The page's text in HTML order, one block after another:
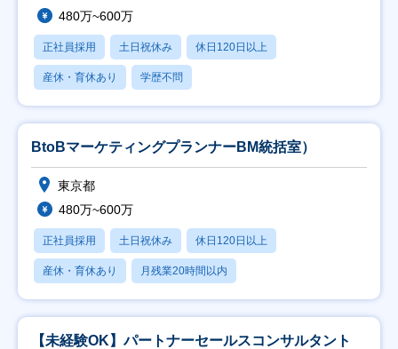
480万~600万
正社員採用 土日祝休み 休日120日以上
産休・育休あり 学歴不問
BtoBマーケティングプランナーBM統括室）
東京都
480万~600万
正社員採用 土日祝休み 休日120日以上
産休・育休あり 月残業20時間以内
【未経験OK】パートナーセールスコンサルタント